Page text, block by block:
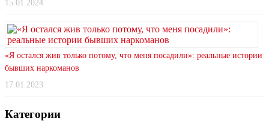
15.01.2024
«Я остался жив только потому, что меня посадили»: реальные истории
бывших наркоманов
17.01.2023
Категории